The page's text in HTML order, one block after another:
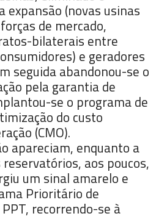
expansão (novas usinas
de mercado,
bilaterais entre
e geradores
seguida abandonou-se o
pela garantia de
se o programa de
do custo
(CMO).
apareciam, enquanto a
aos poucos,
um sinal amarelo e
Prioritário de
recorrendo-se à